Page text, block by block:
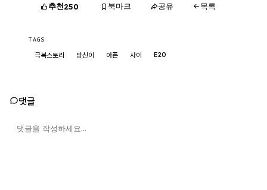
추천250 북마크 공유 목록
TAGS
극복스토리 당신이 아픈 사이 E20
댓글